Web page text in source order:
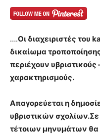
….Οι διαχειριστές του
δικαίωμα
περιέχουν υβριστικούς
χαρακτηρισμούς.
Απαγορεύεται η
υβριστικών
τέτοιων μηνυμάτων θα